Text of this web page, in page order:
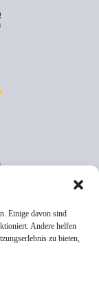
Einige davon sind
Andere helfen
zu bieten,